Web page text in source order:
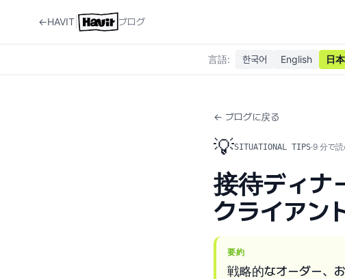
←HAVIT ブログ
言語: 한국어 English 日
← ブログに戻る
💡SITUATIONAL TIPS·9 分で読
接待ディナ
クライアン
要約
戦略的なオーダー、